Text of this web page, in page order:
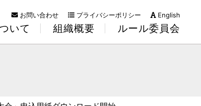
お問い合わせ プライバシーポリシー English
いて 組織概要 ルール委員会